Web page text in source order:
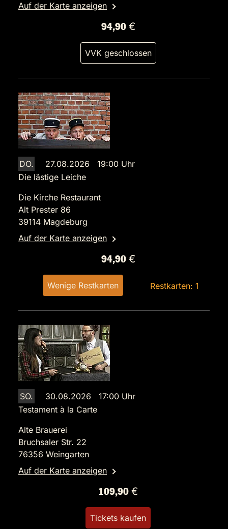
Auf der Karte anzeigen
94,90 €
VVK geschlossen
DO.
27.08.2026 19:00 Uhr
Die lästige Leiche
Die Kirche Restaurant
Alt Prester 86
39114 Magdeburg
Auf der Karte anzeigen
94,90 €
Wenige Restkarten Restkarten: 1
SO.
30.08.2026 17:00 Uhr
Testament à la Carte
Alte Brauerei
Bruchsaler Str. 22
76356 Weingarten
Auf der Karte anzeigen
109,90 €
Tickets kaufen